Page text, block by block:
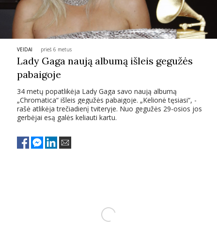
VEIDAI prieš 6 metus
Lady Gaga naują albumą išleis gegužės
pabaigoje
34 metų popatlikėja Lady Gaga savo naują albumą
„Chromatica“ išleis gegužės pabaigoje. „Kelionė tęsiasi“, -
rašė atlikėja trečiadienį tviteryje. Nuo gegužės 29-osios jos
gerbėjai esą galės keliauti kartu.